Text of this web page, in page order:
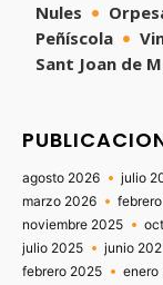
Nules
Peñíscola
Sant Joan de
agosto 2026 julio
marzo 2026
noviembre 2025
julio 2025
junio
febrero 2025
enero